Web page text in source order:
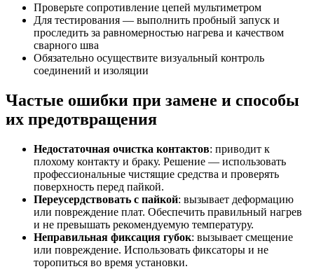
Проверьте сопротивление цепей мультиметром
Для тестирования — выполнить пробный запуск и
проследить за равномерностью нагрева и качеством
сварного шва
Обязательно осуществите визуальный контроль
соединений и изоляции
Частые ошибки при замене и способы
их предотвращения
Недостаточная очистка контактов: приводит к
плохому контакту и браку. Решение — использовать
профессиональные чистящие средства и проверять
поверхность перед пайкой.
Переусердствовать с пайкой: вызывает деформацию
или повреждение плат. Обеспечить правильный нагрев
и не превышать рекомендуемую температуру.
Неправильная фиксация губок: вызывает смещение
или повреждение. Использовать фиксаторы и не
торопиться во время установки.